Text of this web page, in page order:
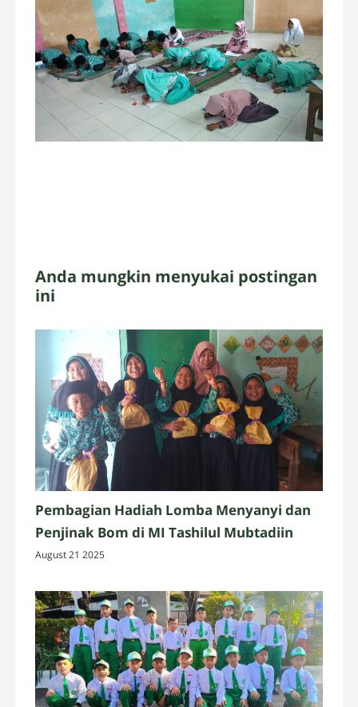
Anda mungkin menyukai postingan
ini
Pembagian Hadiah Lomba Menyanyi dan
Penjinak Bom di MI Tashilul Mubtadiin
August 21 2025